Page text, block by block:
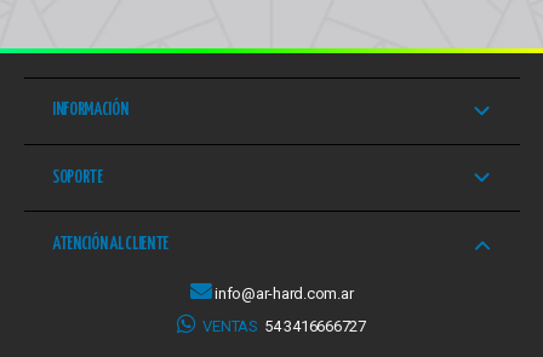
INFORMACIÓN
SOPORTE
ATENCIÓN AL CLIENTE
info@ar-hard.com.ar
VENTAS 54 3416666727